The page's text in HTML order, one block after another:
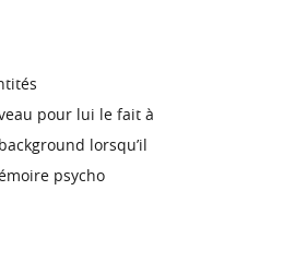
pour lui le fait à
lorsqu’il
psycho